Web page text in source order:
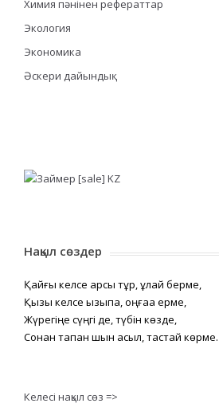
Химия пәнінен рефераттар
Экология
Экономика
Әскери дайындық
Нақыл сөздер
Қайғы келсе қарсы тұр, құлай берме,
Қызық келсе қызықпа, оңғаққа ерме,
Жүрегіңе сүңгі де, түбін көзде,
Сонан тапқан шын асыл, тастай көрме.
Келесі нақыл сөз =>